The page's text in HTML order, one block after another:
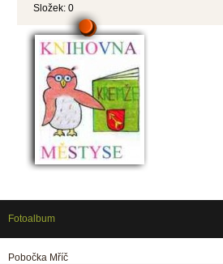
Složek: 0
Fotoalbum
Pobočka Mříč